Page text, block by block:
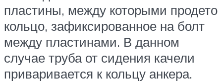
пластины, между которыми продето
кольцо, зафиксированное на болт
между пластинами. В данном
случае труба от сидения качели
приваривается к кольцу анкера.